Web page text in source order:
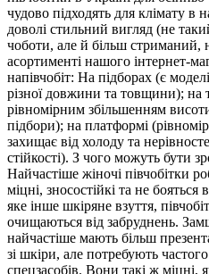
чудово підходять для клімату
доволі стильний вигляд (не
чоботи, але й більш стриманий,
асортименті нашого інтернет-
напівчобіт: На підборах (є
різної довжини та товщини); на
рівномірним збільшенням
підбори); на платформі
захищає від холоду та
стійкості). З чого можуть бути
Найчастіше жіночі півчобітки
міцні, зносостійкі та не
яке інше шкіряне взуття,
очищаються від забруднень.
найчастіше мають більш
зі шкіри, але потребують
спецзасобів. Вони такі ж міцні,